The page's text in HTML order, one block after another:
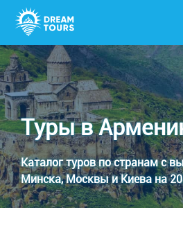
Туры в
Каталог туров по странам с
Минска, Москвы и Киева на